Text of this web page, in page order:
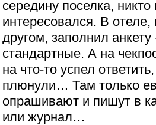
середину поселка,
интересовался. В отеле,
другом, заполнил
стандартные. А на
на что-то успел
плюнули… Там только
опрашивают и пишут в
или журнал…